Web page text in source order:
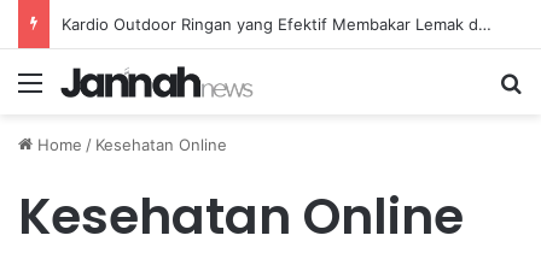
Kardio Outdoor Ringan yang Efektif Membakar Lemak dan Menyegarkan Tubuh Anda
Menu
Home / Kesehatan Online
Kesehatan Online